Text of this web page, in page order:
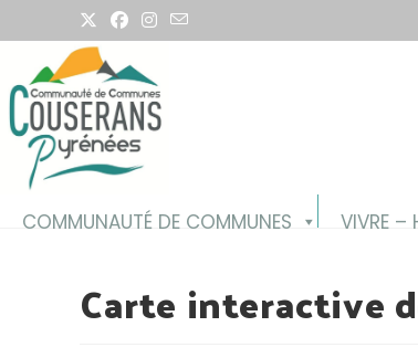
content
COMMUNAUTÉ DE COMMUNES VIVRE –
Carte interactive